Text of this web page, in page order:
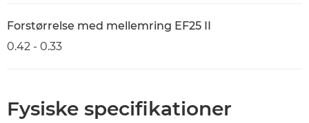
Forstørrelse med mellemring EF25 II
0.42 - 0.33
Fysiske specifikationer